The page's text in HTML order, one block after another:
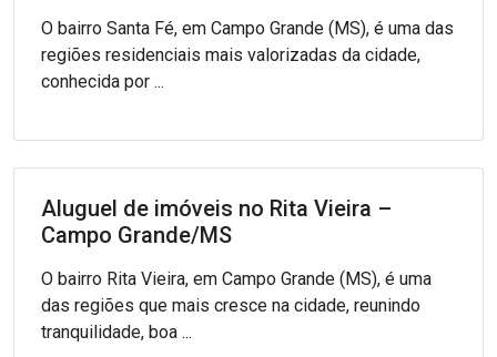
O bairro Santa Fé, em Campo Grande (MS), é uma das
regiões residenciais mais valorizadas da cidade,
conhecida por ...
Aluguel de imóveis no Rita Vieira –
Campo Grande/MS
O bairro Rita Vieira, em Campo Grande (MS), é uma
das regiões que mais cresce na cidade, reunindo
tranquilidade, boa ...